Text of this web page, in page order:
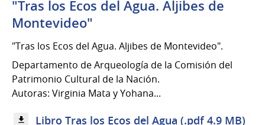
"Tras los Ecos del Agua. Aljibes de
Montevideo"
"Tras los Ecos del Agua. Aljibes de Montevideo".
Departamento de Arqueología de la Comisión del
Patrimonio Cultural de la Nación.
Autoras: Virginia Mata y Yohana...
Libro Tras los Ecos del Agua (.pdf 4.9 MB)